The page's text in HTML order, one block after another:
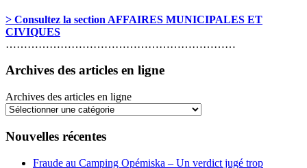
> Consultez la section AFFAIRES MUNICIPALES ET
CIVIQUES
………………………………………………………
Archives des articles en ligne
Archives des articles en ligne
Nouvelles récentes
Fraude au Camping Opémiska – Un verdict jugé trop